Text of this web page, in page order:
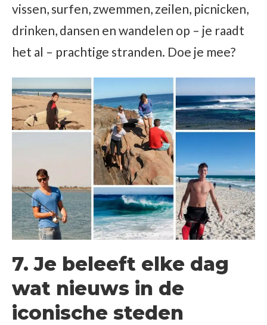
vissen, surfen, zwemmen, zeilen, picnicken,
drinken, dansen en wandelen op – je raadt
het al – prachtige stranden. Doe je mee?
7. Je beleeft elke dag
wat nieuws in de
iconische steden